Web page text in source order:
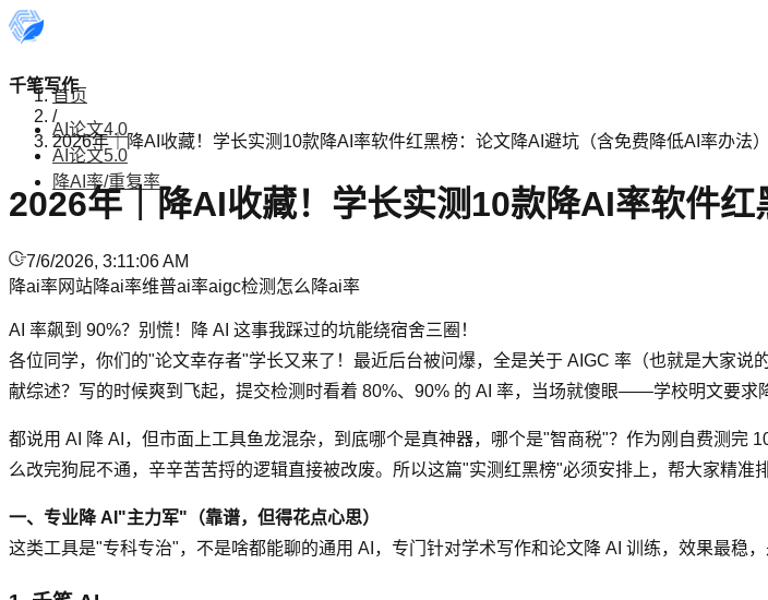
千笔写作
AI论文4.0
AI论文5.0
降AI率/重复率
首页
/
2026年｜降AI收藏！学长实测10款降AI率软件红黑榜：论文降AI避坑（含免费降低AI率办法）
2026年｜降AI收藏！学长实测10款降AI率软件
7/6/2026, 3:11:06 AM
降ai率网站降ai率维普ai率aigc检测 怎么降ai率
AI 率飙到 90%？别慌！降 AI 这事我踩过的坑能绕宿舍三圈！
各位同学，你们的"论文幸存者"学长又来了！最近后台被问爆，全是关于 AIGC 率（也就是大家
献综述？写的时候爽到飞起，提交检测时看着 80%、90% 的 AI 率，当场就傻眼——学校明文要求
都说用 AI 降 AI，但市面上工具鱼龙混杂，到底哪个是真神器，哪个是"智商税"？作为刚自费测
么改完狗屁不通，辛辛苦苦捋的逻辑直接被改废。所以这篇"实测红黑榜"必须安排上，帮大家精准
一、专业降 AI"主力军"（靠谱，但得花点心思）
这类工具是"专科专治"，不是啥都能聊的通用 AI，专门针对学术写作和论文降 AI 训练，效果最稳，